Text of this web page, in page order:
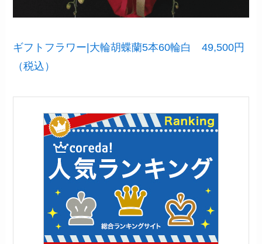
ギフトフラワー|大輪胡蝶蘭5本60輪白 49,500円
（税込）